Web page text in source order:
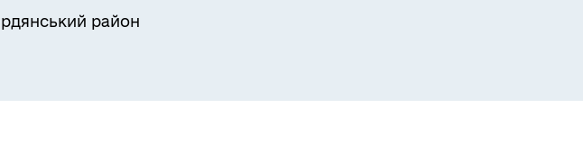
район